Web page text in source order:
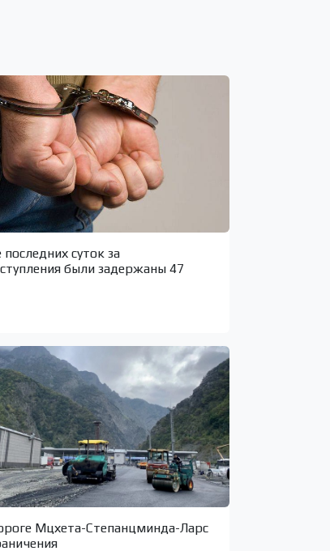
последних суток за
были задержаны 47
Мцхета-Степанцминда-Ларс